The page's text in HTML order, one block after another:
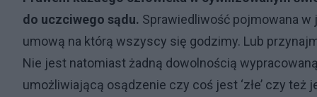
do uczciwego sądu. Sprawiedliwość pojmowana
umową na którą wszyscy się godzimy. Lub
Nie jest natomiast żadną dowolnością
umożliwiającą osądzenie czy coś jest ‘złe’ czy też